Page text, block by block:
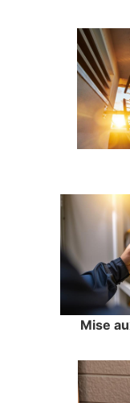
Mise